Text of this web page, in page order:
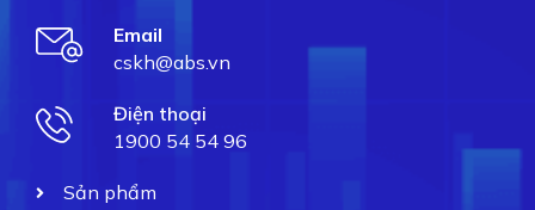
Email
cskh@abs.vn
Điện thoại
1900 54 54 96
Sản phẩm